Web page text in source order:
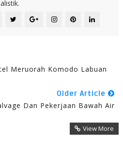
Meruorah Komodo Labuan
Older Article
Dan Pekerjaan Bawah Air
View More